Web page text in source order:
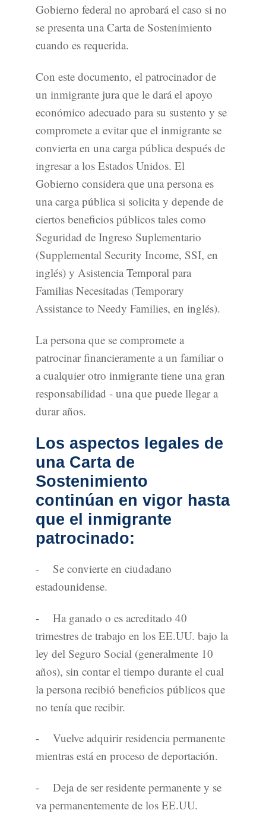
Gobierno federal no aprobará el caso si no
se presenta una Carta de Sostenimiento
cuando es requerida.
Con este documento, el patrocinador de
un inmigrante jura que le dará el apoyo
económico adecuado para su sustento y se
compromete a evitar que el inmigrante se
convierta en una carga pública después de
ingresar a los Estados Unidos. El
Gobierno considera que una persona es
una carga pública si solicita y depende de
ciertos beneficios públicos tales como
Seguridad de Ingreso Suplementario
(Supplemental Security Income, SSI, en
inglés) y Asistencia Temporal para
Familias Necesitadas (Temporary
Assistance to Needy Families, en inglés).
La persona que se compromete a
patrocinar financieramente a un familiar o
a cualquier otro inmigrante tiene una gran
responsabilidad - una que puede llegar a
durar años.
Los aspectos legales de
una Carta de
Sostenimiento
continúan en vigor hasta
que el inmigrante
patrocinado:
- Se convierte en ciudadano
estadounidense.
- Ha ganado o es acreditado 40
trimestres de trabajo en los EE.UU. bajo la
ley del Seguro Social (generalmente 10
años), sin contar el tiempo durante el cual
la persona recibió beneficios públicos que
no tenía que recibir.
- Vuelve adquirir residencia permanente
mientras está en proceso de deportación.
- Deja de ser residente permanente y se
va permanentemente de los EE.UU.